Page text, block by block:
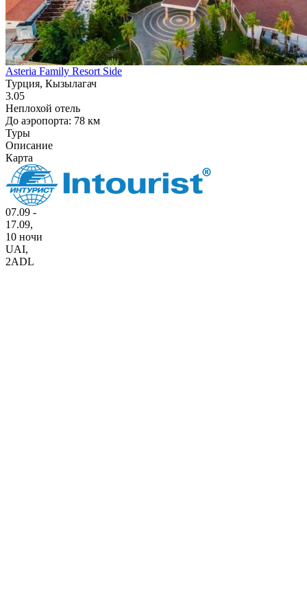
Asteria Family Resort Side
Турция, Кызылагач
3.05
Неплохой отель
До аэропорта: 78 км
Туры
Описание
Карта
07.09 -
17.09,
10 ночи
UAI,
2ADL